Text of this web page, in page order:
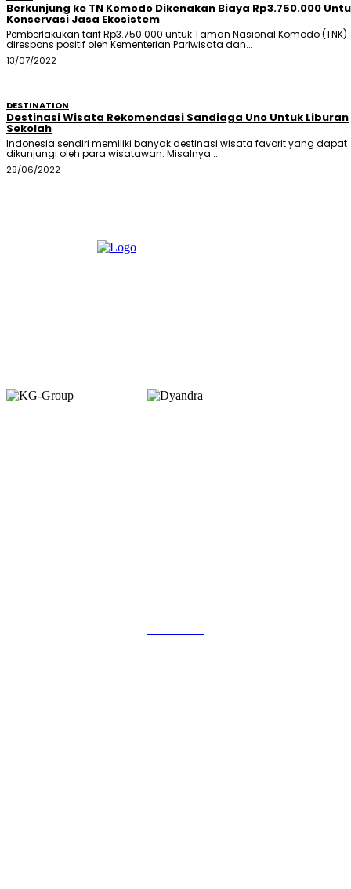
Berkunjung ke TN Komodo Dikenakan Biaya Rp3.750.000
Konservasi Jasa Ekosistem
Pemberlakukan tarif Rp3.750.000 untuk Taman Nasional Komodo (TNK)
direspons positif oleh Kementerian Pariwisata dan...
13/07/2022
DESTINATION
Destinasi Wisata Rekomendasi Sandiaga Uno Untuk Liburan
Sekolah
Indonesia sendiri memiliki banyak destinasi wisata favorit yang dapat
dikunjungi oleh para wisatawan. Misalnya...
29/06/2022